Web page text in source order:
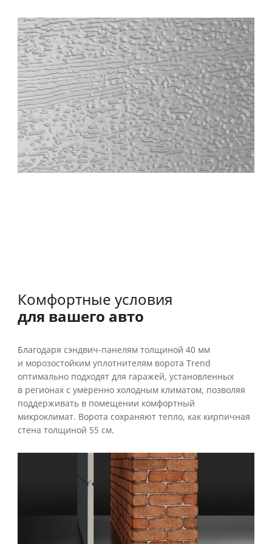
Комфортные условия
для вашего авто
Благодаря сэндвич-панелям толщиной 40 мм
и морозостойким уплотнителям ворота Trend
оптимально подходят для гаражей, установленных
в регионах с умеренно холодным климатом, позволяя
поддерживать в помещении комфортный
микроклимат. Ворота сохраняют тепло, как кирпичная
стена толщиной 55 см.